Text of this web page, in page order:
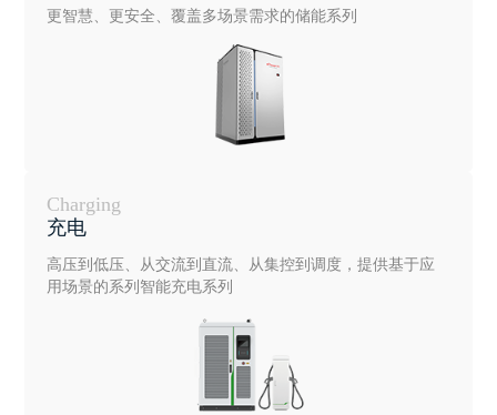
更智慧、更安全、覆盖多场景需求的储能系列
Charging
充电
高压到低压、从交流到直流、从集控到调度，提供基于应
用场景的系列智能充电系列